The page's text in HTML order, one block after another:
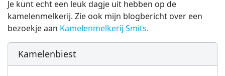
Je kunt echt een leuk dagje uit hebben op de
kamelenmelkerij. Zie ook mijn blogbericht over een
bezoekje aan Kamelenmelkerij Smits.
Kamelenbiest